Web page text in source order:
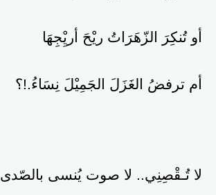
أو تُنكِرَ الزّهَرَاتُ ريْحَ أريِْجِهَا
أم ترفضُ الغَزَلَ الجَمِيْلَ نِسَاءُ.!؟
لا تُـقْصِنِي.. لا صوت يُنسى بالصّدى